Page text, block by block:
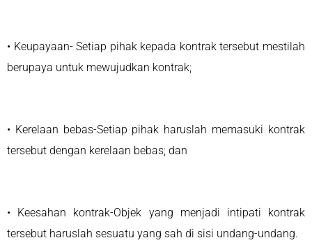
• Keupayaan- Setiap pihak kepada kontrak tersebut mestilah
berupaya untuk mewujudkan kontrak;
• Kerelaan bebas-Setiap pihak haruslah memasuki kontrak
tersebut dengan kerelaan bebas; dan
• Keesahan kontrak-Objek yang menjadi intipati kontrak
tersebut haruslah sesuatu yang sah di sisi undang-undang.